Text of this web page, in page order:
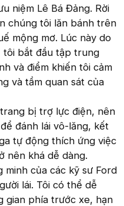
niệm Lê Bá Đảng. Rời
chúng tôi lăn bánh trên
mộng mơ. Lúc này do
tôi bắt đầu tập trung
và điểm khiến tôi cảm
và tầm quan sát của
bị trợ lực điện, nên
đánh lái vô-lăng, kết
tự động thích ứng việc
nên khá dễ dàng.
của các kỹ sư Ford
lái. Tôi có thể dễ
gian phía trước xe, hạn